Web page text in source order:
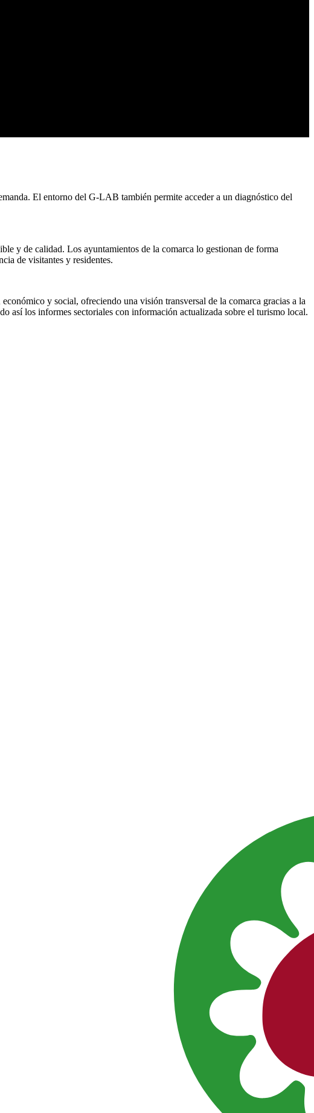
El entorno del G-LAB también permite acceder a un diagnóstico del
y de calidad. Los ayuntamientos de la comarca lo gestionan de forma
de visitantes y residentes.
y social, ofreciendo una visión transversal de la comarca gracias a la
así los informes sectoriales con información actualizada sobre el turismo local.